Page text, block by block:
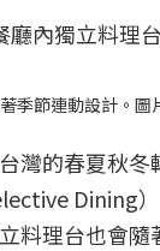
季節連動設計。圖
灣的春夏秋
Dining
理台也會隨